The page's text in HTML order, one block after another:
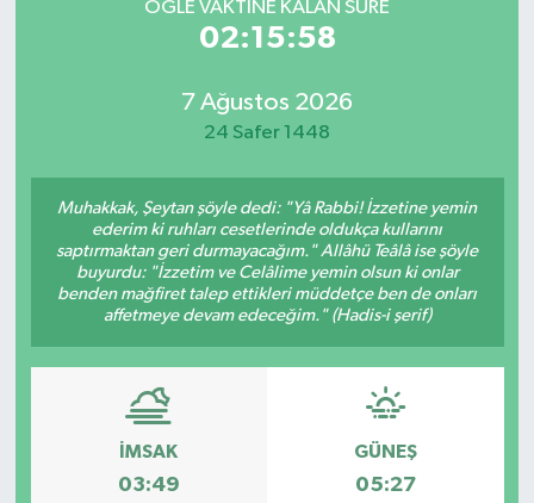
ÖĞLE VAKTINE KALAN SÜRE
02:15:58
7 Ağustos 2026
24 Safer 1448
Muhakkak, Şeytan şöyle dedi: "Yâ Rabbi! İzzetine yemin
ederim ki ruhları cesetlerinde oldukça kullarını
saptırmaktan geri durmayacağım." Allâhü Teâlâ ise şöyle
buyurdu: "İzzetim ve Celâlime yemin olsun ki onlar
benden mağfiret talep ettikleri müddetçe ben de onları
affetmeye devam edeceğim." (Hadis-i şerif)
İMSAK
03:49
GÜNEŞ
05:27
POLİTİKA